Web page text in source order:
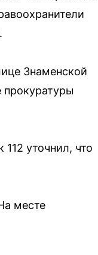
Знаменской
уточнил, что
месте